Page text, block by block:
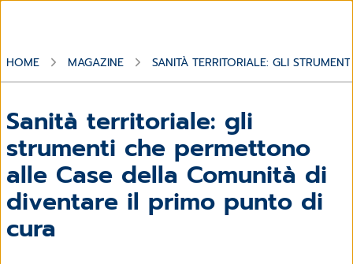
HOME MAGAZINE SANITÀ TERRITORIALE: GLI
Sanità territoriale: gli
strumenti che permettono
alle Case della Comunità di
diventare il primo punto di
cura